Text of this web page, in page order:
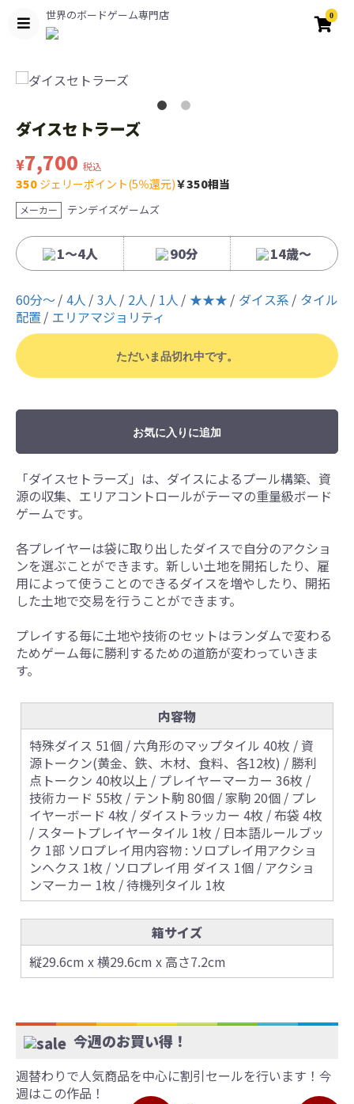
世界のボードゲーム専門店 0
ダイスセトラーズ
¥7,700 税込
350 ジェリーポイント(5％還元)￥350相当
メーカー テンデイズゲームズ
1～4人 90分 14歳〜
60分〜 4人 3人 2人 1人 ★★★ ダイス系
タイル
配置
エリアマジョリティ
ただいま品切れ中です。
お気に入りに追加
「ダイスセトラーズ」は、ダイスによるプール構築、資
源の収集、エリアコントロールがテーマの重量級ボード
ゲームです。
各プレイヤーは袋に取り出したダイスで自分のアクショ
ンを選ぶことができます。新しい土地を開拓したり、雇
用によって使うことのできるダイスを増やしたり、開拓
した土地で交易を行うことができます。
プレイする毎に土地や技術のセットはランダムで変わる
ためゲーム毎に勝利するための道筋が変わっていきま
す。
内容物
特殊ダイス 51個 / 六角形のマップタイル 40枚 / 資
源トークン(黄金、鉄、木材、食料、各12枚) / 勝利
点トークン 40枚以上 / プレイヤーマーカー 36枚 /
技術カード 55枚 / テント駒 80個 / 家駒 20個 / プレ
イヤーボード 4枚 / ダイストラッカー 4枚 / 布袋 4枚
/ スタートプレイヤータイル 1枚 / 日本語ルールブッ
ク 1部 ソロプレイ用内容物 : ソロプレイ用アクショ
ンヘクス 1枚 / ソロプレイ用 ダイス 1個 / アクショ
ンマーカー 1枚 / 待機列タイル 1枚
箱サイズ
縦29.6cm x 横29.6cm x 高さ7.2cm
今週のお買い得！
週替わりで人気商品を中心に割引セールを行います！今
週はこの作品！